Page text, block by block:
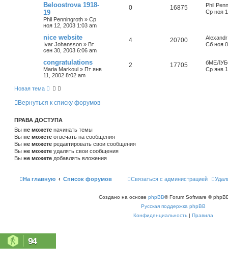
Beloostrova 1918-
19
Phil Penningroth » Ср
ноя 12, 2003 1:03 am
0 16875
Phil
Ср ноя
nice website
Ivar Johansson » Вт
сен 30, 2003 6:06 am
4 20700
Сб ноя
congratulations
Maria Markoul » Пт янв
11, 2002 8:02 am
2 17705
Ср янв
Новая тема
Вернуться к списку форумов
ПРАВА ДОСТУПА
Вы не можете начинать темы
Вы не можете отвечать на сообщения
Вы не можете редактировать свои сообщения
Вы не можете удалять свои сообщения
Вы не можете добавлять вложения
На главную Список форумов Связаться с администрацией
Создано на основе phpBB® Forum Software ©
Русская поддержка phpBB
Конфиденциальность | Правила
94